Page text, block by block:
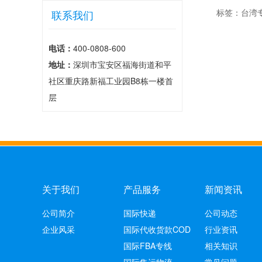
联系我们
电话： 400-0808-600
地址： 深圳市宝安区福海街道和平
社区重庆路新福工业园B8栋一楼首
层
标签： 台湾
关于我们
公司简介
企业风采
产品服务
国际快递
国际代收货款COD
国际FBA专线
新闻资讯
公司动态
行业资讯
相关知识